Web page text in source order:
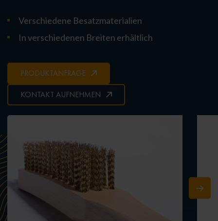
Verschiedene Besatzmaterialien
In verschiedenen Breiten erhältlich
PRODUKTANFRAGE
KONTAKT AUFNEHMEN